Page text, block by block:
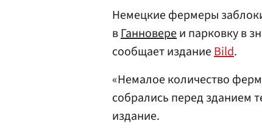
Немецкие фермеры
вГанновереи парковку в
сообщает изданиеBild.
«Немалое количество
собрались перед зданием
издание.